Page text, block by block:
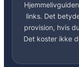
links. Det
provision, hvis
Det koster ikke